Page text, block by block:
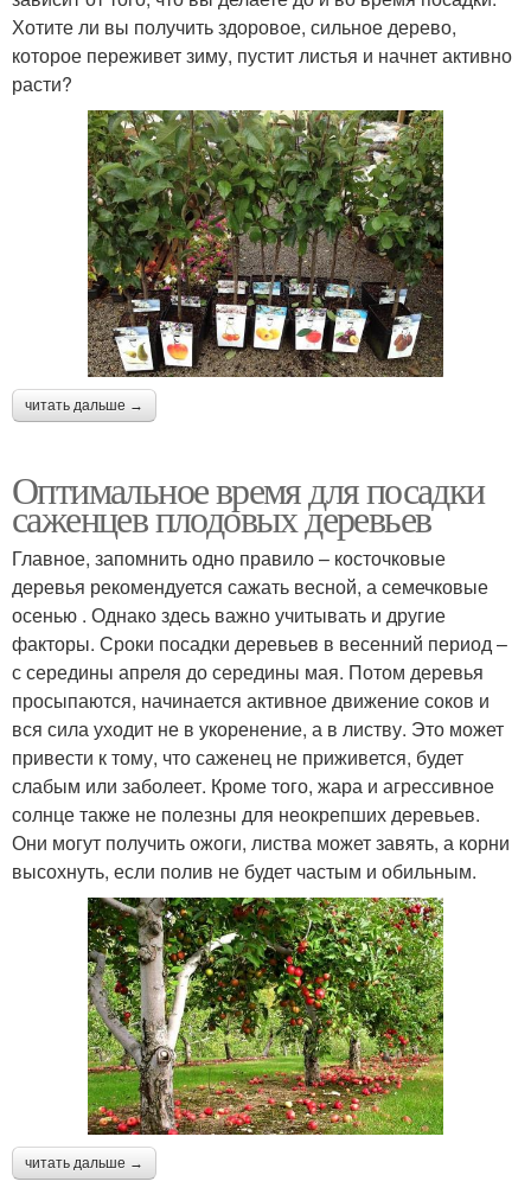
Хотите ли вы получить здоровое, сильное дерево,
которое переживет зиму, пустит листья и начнет активно
расти?
читать дальше →
Оптимальное время для посадки
саженцев плодовых деревьев
Главное, запомнить одно правило – косточковые
деревья рекомендуется сажать весной, а семечковые
осенью . Однако здесь важно учитывать и другие
факторы. Сроки посадки деревьев в весенний период –
с середины апреля до середины мая. Потом деревья
просыпаются, начинается активное движение соков и
вся сила уходит не в укоренение, а в листву. Это может
привести к тому, что саженец не приживется, будет
слабым или заболеет. Кроме того, жара и агрессивное
солнце также не полезны для неокрепших деревьев.
Они могут получить ожоги, листва может завять, а корни
высохнуть, если полив не будет частым и обильным.
читать дальше →